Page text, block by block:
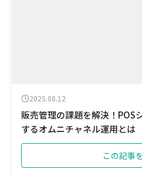
2025.08.12
販売管理の課題を解決！POS
するオムニチャネル運用とは
この記事